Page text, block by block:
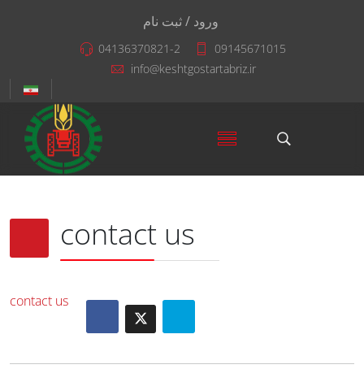
ورود / ثبت نام
04136370821-2
09145671015
info@keshtgostartabriz.ir
contact us
contact us